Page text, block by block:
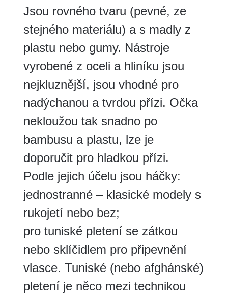
Jsou rovného tvaru (pevné, ze
stejného materiálu) a s madly z
plastu nebo gumy. Nástroje
vyrobené z oceli a hliníku jsou
nejkluznější, jsou vhodné pro
nadýchanou a tvrdou přízi. Očka
nekloužou tak snadno po
bambusu a plastu, lze je
doporučit pro hladkou přízi.
Podle jejich účelu jsou háčky:
jednostranné – klasické modely s
rukojetí nebo bez;
pro tuniské pletení se zátkou
nebo sklíčidlem pro připevnění
vlasce. Tuniské (nebo afghánské)
pletení je něco mezi technikou